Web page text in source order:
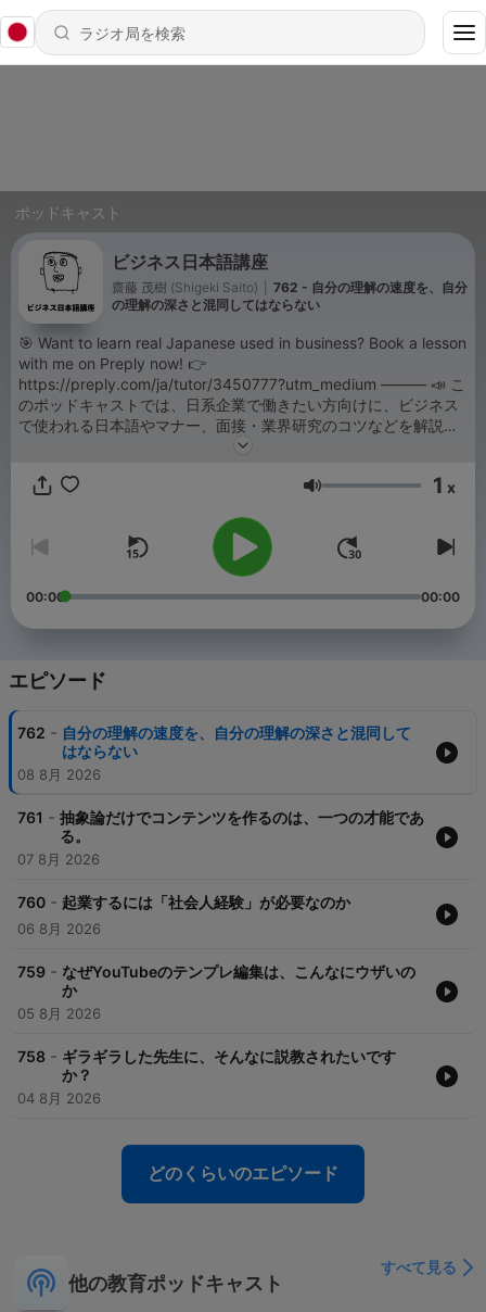
ポッドキャスト
ビジネス日本語講座
齋藤 茂樹 (Shigeki Saito)
762 - 自分の理解の速度を、自分
の理解の深さと混同してはならない
🎯 Want to learn real Japanese used in business? Book a lesson
with me on Preply now! 👉
https://preply.com/ja/tutor/3450777?utm_medium ——— 📣 こ
のポッドキャストでは、日系企業で働きたい方向けに、ビジネス
で使われる日本語やマナー、面接・業界研究のコツなどを解説し
語を動画で） www.youtube.com/@Shigeki-Sensei ◆ブログ
https://www.instagram.com/shigeki_sensei555/ ◆電子書籍
www.amazon.co.jp/dp/B0DSWMHJRZ ◆オーディオブック（海
外在住者向け） https://payhip.com/ShigekiSensei ◆ご感想・お
問い合わせはこちら https://forms.gle/Ph1frcztsKPEH5H79
音量 1 x
00:00 00:00
エピソード
762 - 自分の理解の速度を、自分の理解の深さと混同して
はならない
08 8月 2026
761 - 抽象論だけでコンテンツを作るのは、一つの才能であ
る。
07 8月 2026
760 - 起業するには「社会人経験」が必要なのか
06 8月 2026
759 - なぜYouTubeのテンプレ編集は、こんなにウザいの
か
05 8月 2026
758 - ギラギラした先生に、そんなに説教されたいです
か？
04 8月 2026
どのくらいのエピソード
他の教育ポッドキャスト
すべて見る